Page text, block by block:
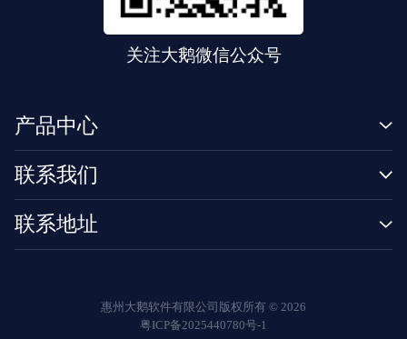
关注大鹅微信公众号
产品中心
联系我们
联系地址
惠州大鹅软件有限公司版权所有 © 2026
粤ICP备2025440780号-1